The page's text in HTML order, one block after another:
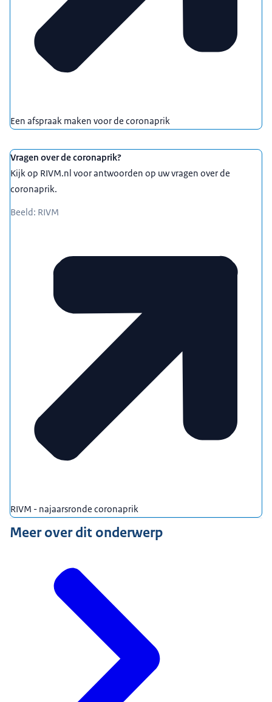
Een afspraak maken voor de coronaprik
Vragen over de coronaprik?
Kijk op RIVM.nl voor antwoorden op uw vragen over de
coronaprik.
Beeld: RIVM
RIVM - najaarsronde coronaprik
Meer over dit onderwerp